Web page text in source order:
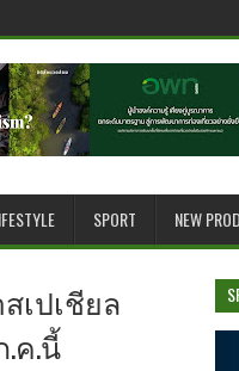
SPORT NEW
เปเชียล
ค.นี้